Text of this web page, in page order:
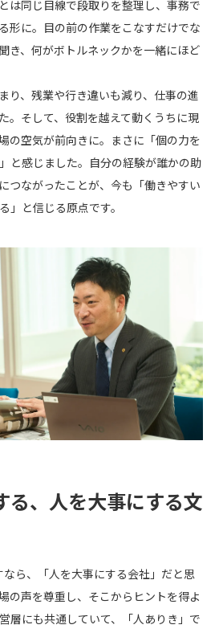
は同じ目線で段取りを整理し、事務で
形に。目の前の作業をこなすだけでな
き、何がボトルネックかを一緒にほど
り、残業や行き違いも減り、仕事の進
。そして、役割を越えて動くうちに現
の空気が前向きに。まさに「個の力を
と感じました。自分の経験が誰かの助
つながったことが、今も「働きやすい
」と信じる原点です。
る、人を大事にする文
ら、「人を大事にする会社」だと思
の声を尊重し、そこからヒントを得よ
層にも共通していて、「人ありき」で